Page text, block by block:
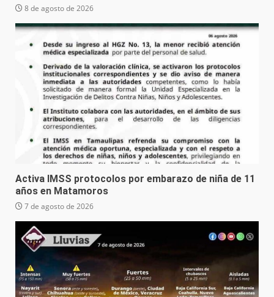
8 de agosto de 2026
Activa IMSS protocolos por embarazo de niña de 11
años en Matamoros
7 de agosto de 2026